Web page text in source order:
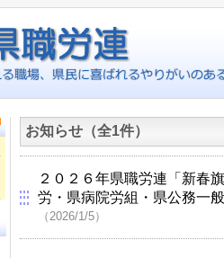
お知らせ（全1件）
２０２６年県職労連「新春
労・県病院労組・県公務一
（2026/1/5）